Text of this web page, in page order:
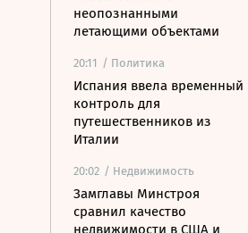
неопознанными
летающими объектами
20:11 / Политика
Испания ввела временный
контроль для
путешественников из
Италии
20:02 / Недвижимость
Замглавы Минстроя
сравнил качество
недвижимости в США и